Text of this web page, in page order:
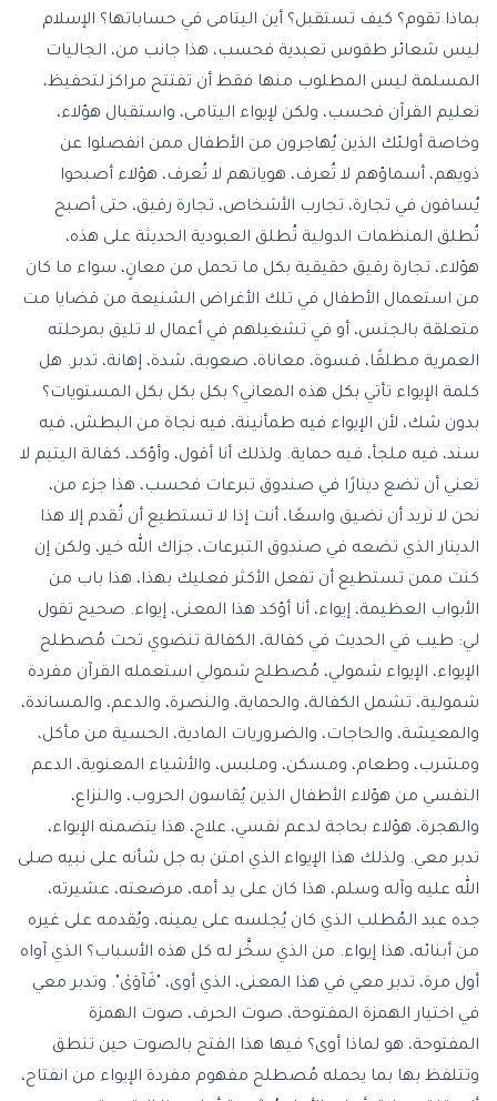
بماذا تقوم؟ كيف تستقبل؟ أين اليتامى في حساباتها؟ الإسلام
ليس شعائر طقوس تعبدية فحسب، هذا جانب من، الجاليات
المسلمة ليس المطلوب منها فقط أن تفتتح مراكز لتحفيظ،
تعليم القرآن فحسب، ولكن لإيواء اليتامى، واستقبال هؤلاء،
وخاصة أولئك الذين يُهاجرون من الأطفال ممن انفصلوا عن
ذويهم، أسماؤهم لا تُعرف، هوياتهم لا تُعرف، هؤلاء أصبحوا
يُساقون في تجارة، تجارب الأشخاص، تجارة رقيق، حتى أصبح
تُطلق المنظمات الدولية تُطلق العبودية الحديثة على هذه،
هؤلاء، تجارة رقيق حقيقية بكل ما تحمل من معانٍ، سواء ما كان
من استعمال الأطفال في تلك الأغراض الشنيعة من قضايا مت
متعلقة بالجنس، أو في تشغيلهم في أعمال لا تليق بمرحلته
العمرية مطلقًا، قسوة، معاناة، صعوبة، شدة، إهانة، تدبر. هل
كلمة الإيواء تأتي بكل هذه المعاني؟ بكل بكل بكل المستويات؟
بدون شك، لأن الإيواء فيه طمأنينة، فيه نجاة من البطش، فيه
سند، فيه ملجأ، فيه حماية. ولذلك أنا أقول، وأؤكد، كفالة اليتيم لا
تعني أن تضع دينارًا في صندوق تبرعات فحسب، هذا جزء من،
نحن لا نريد أن نضيق واسعًا، أنت إذا لا تستطيع أن تُقدم إلا هذا
الدينار الذي تضعه في صندوق التبرعات، جزاك الله خير، ولكن إن
كنت ممن تستطيع أن تفعل الأكثر فعليك بهذا، هذا باب من
الأبواب العظيمة، إيواء، أنا أؤكد هذا المعنى، إيواء. صحيح تقول
لي: طيب في الحديث في كفالة، الكفالة تنضوي تحت مُصطلح
الإيواء، الإيواء شمولي، مُصطلح شمولي استعمله القرآن مفردة
شمولية، تشمل الكفالة، والحماية، والنصرة، والدعم، والمساندة،
والمعيشة، والحاجات، والضروريات المادية، الحسية من مأكل،
ومشرب، وطعام، ومسكن، وملبس، والأشياء المعنوية، الدعم
النفسي من هؤلاء الأطفال الذين يُقاسون الحروب، والنزاع،
والهجرة، هؤلاء بحاجة لدعم نفسي، علاج، هذا يتضمنه الإيواء،
تدبر معي. ولذلك هذا الإيواء الذي امتن به جل شأنه على نبيه صلى
الله عليه وآله وسلم، هذا كان على يد أمه، مرضعته، عشيرته،
جده عبد المُطلب الذي كان يُجلسه على يمينه، ويُقدمه على غيره
من أبنائه، هذا إيواء. من الذي سخَّر له كل هذه الأسباب؟ الذي آواه
أول مرة، تدبر معي في هذا المعنى، الذي أوى، "فَآوَىٰ". وتدبر معي
في اختيار الهمزة المفتوحة، صوت الحرف، صوت الهمزة
المفتوحة، هو لماذا أوى؟ فيها هذا الفتح بالصوت حين تنطق
وتتلفظ بها بما يحمله مُصطلح مفهوم مفردة الإيواء من انفتاح،